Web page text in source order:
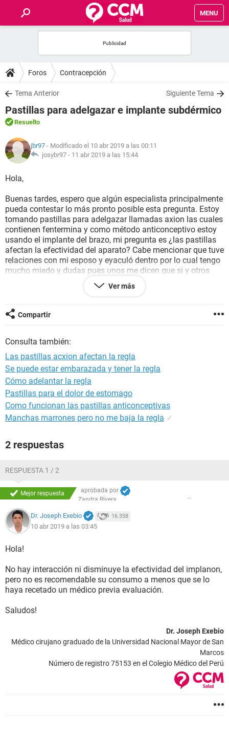
MENU
FOROS
SALUD
FAMILIA
NUTRICIÓN
SEXUALIDAD
GLOSARIO
Foros Contracepción
Tema Anterior Siguiente Tema
Pastillas para adelgazar e implante subdérmico
Resuelto
jbr97 - Modificado el 10 abr 2019 a las 00:11
josybr97 - 11 abr 2019 a las 15:44
Hola,
Buenas tardes, espero que algún especialista principalmente
pueda contestar lo más pronto posible esta pregunta. Estoy
tomando pastillas para adelgazar llamadas axion las cuales
contienen fentermina y como método anticonceptivo estoy
usando el implante del brazo, mi pregunta es ¿las pastillas
afectan la efectividad del aparato? Cabe mencionar que tuve
relaciones con mi esposo y eyaculó dentro por lo cual tengo
mucho miedo y dudas pues unos me dicen que si y otros
que no, por ahora no quiero quedar embarazada ya que
acabo de tener un bebé en Octubre. Por favor ayuda!!.
Gracias
Ver más
Compartir
Consulta también:
Las pastillas acxion afectan la regla
Se puede estar embarazada y tener la regla
Cómo adelantar la regla
Pastillas para el dolor de estomago
Como funcionan las pastillas anticonceptivas
Manchas marrones pero no me baja la regla ✓
2 respuestas
RESPUESTA 1 / 2
Mejor respuesta
aprobada por
Zandra Rivera
Dr. Joseph Exebio 16.358
10 abr 2019 a las 03:45
Hola!
No hay interacción ni disminuye la efectividad del implanon,
pero no es recomendable su consumo a menos que se lo
haya recetado un médico previa evaluación.
Saludos!
Dr. Joseph Exebio
Médico cirujano graduado de la Universidad Nacional Mayor de San
Marcos
Número de registro 75153 en el Colegio Médico del Perú